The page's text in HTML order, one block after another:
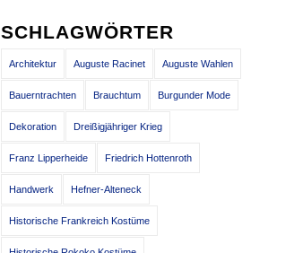
SCHLAGWÖRTER
Architektur Auguste Racinet Auguste Wahlen
Bauerntrachten Brauchtum Burgunder Mode
Dekoration Dreißigjähriger Krieg
Franz Lipperheide Friedrich Hottenroth
Handwerk Hefner-Alteneck
Historische Frankreich Kostüme